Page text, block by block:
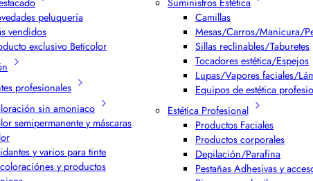
peluquería
vendidos
exclusivo Beticolor
profesionales
sin amoniaco
semipermanente y máscaras
y varios para tinte
y productos
Camillas
Mesas/Carros/Manicura/
Sillas reclinables/Taburetes
Tocadores estética/Espejos
Lupas/Vapores faciales/
Equipos de estética
Estética Profesional
Productos Faciales
Productos corporales
Depilación/Parafina
Pestañas Adhesivas y